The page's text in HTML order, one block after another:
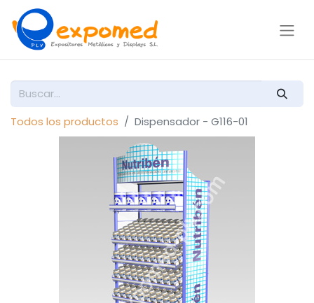
Todos los productos Dispensador - G116-01